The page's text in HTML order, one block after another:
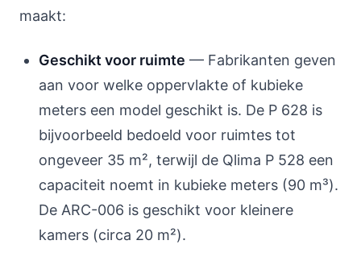
maakt:
Geschikt voor ruimte — Fabrikanten geven
aan voor welke oppervlakte of kubieke
meters een model geschikt is. De P 628 is
bijvoorbeeld bedoeld voor ruimtes tot
ongeveer 35 m², terwijl de Qlima P 528 een
capaciteit noemt in kubieke meters (90 m³).
De ARC-006 is geschikt voor kleinere
kamers (circa 20 m²).